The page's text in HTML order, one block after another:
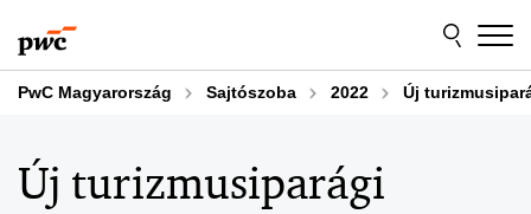
to
content
to
footer
PwC Magyarország Sajtószoba 2022 Új
Új turizmusiparági